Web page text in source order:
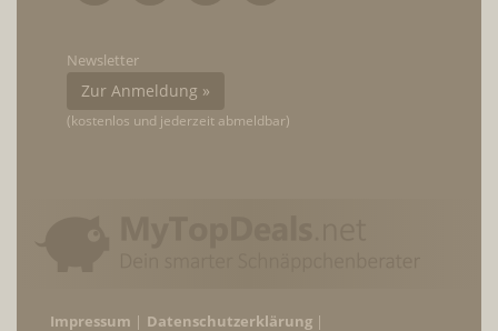
Newsletter
Zur Anmeldung »
(kostenlos und jederzeit abmeldbar)
Impressum Datenschutzerklärung